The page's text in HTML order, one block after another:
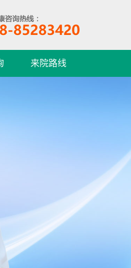
来院路线
冬梅
从事癫痫病临床诊
疗、科研15年，具备
实的...
[详细]
预约挂号